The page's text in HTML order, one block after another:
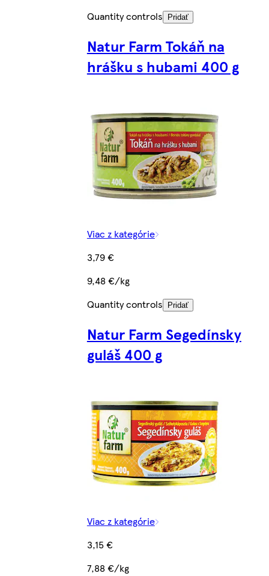
Quantity controls
Pridať
Natur Farm Tokáň na
hrášku s hubami 400 g
Viac z kategórie
3,79 €
9,48 €/kg
Quantity controls
Pridať
Natur Farm Segedínsky
guláš 400 g
Viac z kategórie
3,15 €
7,88 €/kg